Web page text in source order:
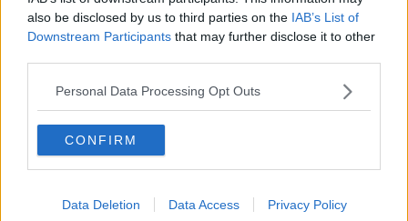
also be disclosed by us to third parties on the IAB’s List of
Downstream Participants that may further disclose it to other
Personal Data Processing Opt Outs
CONFIRM
Data Deletion Data Access Privacy Policy